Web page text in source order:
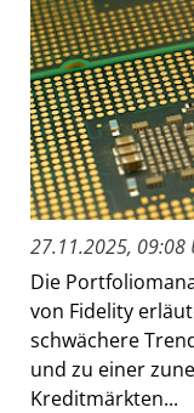
27.11.2025, 09:08
Die
von Fidelity
schwächere
und zu einer
Kreditmärkten...